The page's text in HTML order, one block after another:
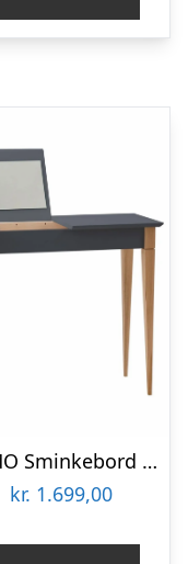
MIMO Sminkebord med spejl – 65x35cm Grafit
kr. 1.699,00